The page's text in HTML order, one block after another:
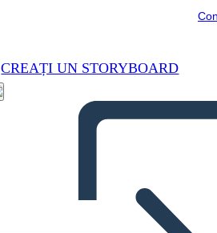
CREAȚI UN STORYBOARD